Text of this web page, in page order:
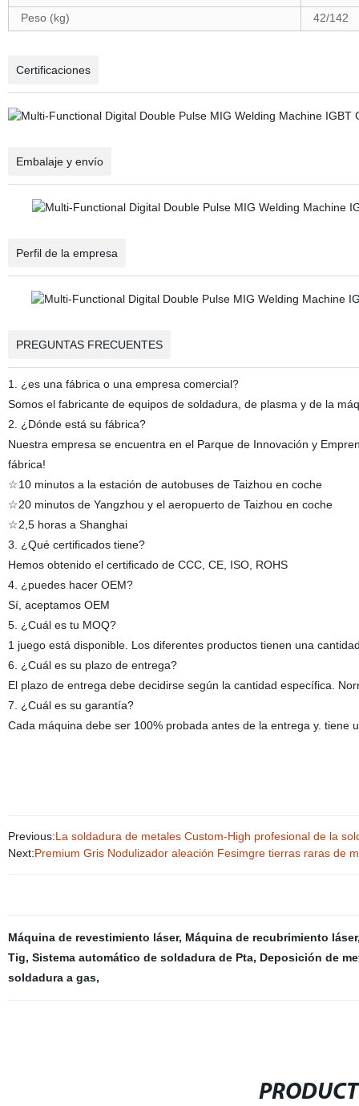
Peso (kg) 42/142
Certificaciones
Embalaje y envío
Perfil de la empresa
PREGUNTAS FRECUENTES
1. ¿es una fábrica o una empresa comercial?
Somos el fabricante de equipos de soldadura, de plasma y de la
2. ¿Dónde está su fábrica?
Nuestra empresa se encuentra en el Parque de Innovación y
fábrica!
☆10 minutos a la estación de autobuses de Taizhou en coche
☆20 minutos de Yangzhou y el aeropuerto de Taizhou en coche
☆2,5 horas a Shanghai
3. ¿Qué certificados tiene?
Hemos obtenido el certificado de CCC, CE, ISO, ROHS
4. ¿puedes hacer OEM?
Sí, aceptamos OEM
5. ¿Cuál es tu MOQ?
1 juego está disponible. Los diferentes productos tienen una
6. ¿Cuál es su plazo de entrega?
El plazo de entrega debe decidirse según la cantidad específica.
7. ¿Cuál es su garantía?
Cada máquina debe ser 100% probada antes de la entrega y. tiene
Previous:La soldadura de metales Custom-High profesional de la
Next:Premium Gris Nodulizador aleación Fesimgre tierras raras de
Máquina de revestimiento láser, Máquina de recubrimiento láser
Tig, Sistema automático de soldadura de Pta, Deposición de
soldadura a gas,